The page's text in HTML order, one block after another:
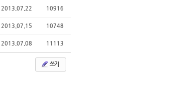
2013.07.22 10916
2013.07.15 10748
2013.07.08 11113
쓰기